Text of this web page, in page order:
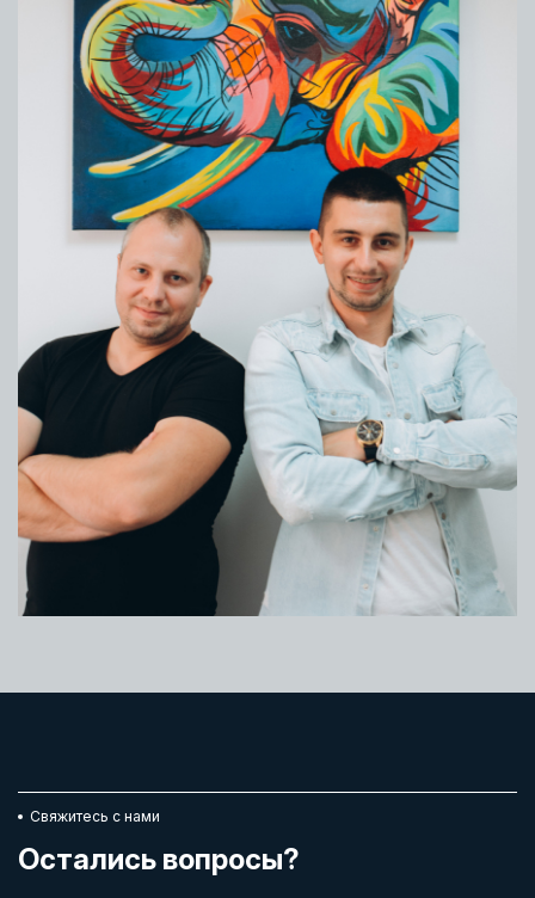
Свяжитесь с нами
Остались вопросы?